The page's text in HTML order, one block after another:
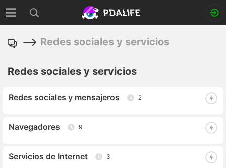
Redes sociales y servicios
Redes sociales y servicios
Redes sociales y mensajeros 2
Navegadores 9
Servicios de Internet 3